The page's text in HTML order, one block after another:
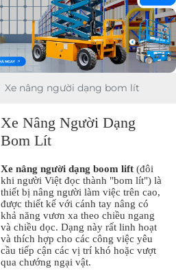
Xe nâng người dạng bom lít
Xe Nâng Người Dạng
Bom Lít
Xe nâng người dạng boom lift (đôi
khi người Việt đọc thành "bom lít") là
thiết bị nâng người làm việc trên cao,
được thiết kế với cánh tay nâng có
khả năng vươn xa theo chiều ngang
và chiều dọc. Dạng này rất linh hoạt
và thích hợp cho các công việc yêu
cầu tiếp cận các vị trí khó hoặc vượt
qua chướng ngại vật.